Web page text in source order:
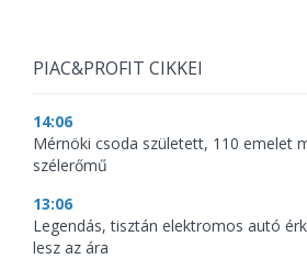
PIAC&PROFIT CIKKEI
14:06
Mérnöki csoda született, 110 emelet
szélerőmű
13:06
Legendás, tisztán elektromos autó
lesz az ára